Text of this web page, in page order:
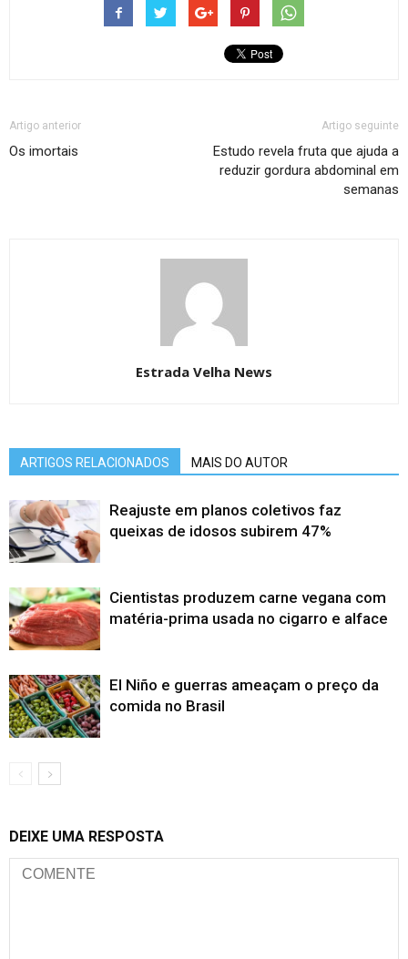
Artigo anterior
Os imortais
Artigo seguinte
Estudo revela fruta que ajuda a
reduzir gordura abdominal em
semanas
Estrada Velha News
ARTIGOS RELACIONADOS MAIS DO AUTOR
Reajuste em planos coletivos faz
queixas de idosos subirem 47%
Cientistas produzem carne vegana com
matéria-prima usada no cigarro e alface
El Niño e guerras ameaçam o preço da
comida no Brasil
DEIXE UMA RESPOSTA